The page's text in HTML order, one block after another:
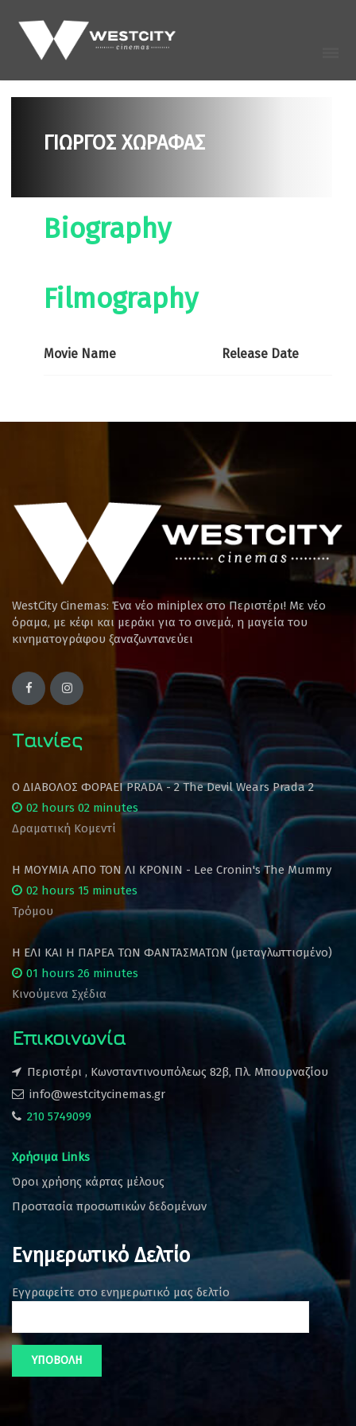
ΓΙΩΡΓΟΣ ΧΩΡΑΦΑΣ
Biography
Filmography
Movie Name Release Date
WestCity Cinemas: Ένα νέο miniplex στο Περιστέρι! Mε νέο
όραμα, με κέφι και μεράκι για το σινεμά, η μαγεία του
κινηματογράφου ξαναζωντανεύει
Ταινίες
Ο ΔΙΑΒΟΛΟΣ ΦΟΡΑΕΙ PRADA - 2 The Devil Wears Prada 2
02 hours 02 minutes
Δραματική Κομεντί
Η ΜΟΥΜΙΑ ΑΠΟ ΤΟΝ ΛΙ ΚΡΟΝΙΝ - Lee Cronin's The Mummy
02 hours 15 minutes
Τρόμου
Η ΕΛΙ ΚΑΙ Η ΠΑΡΕΑ ΤΩΝ ΦΑΝΤΑΣΜΑΤΩΝ (μεταγλωττισμένο)
01 hours 26 minutes
Κινούμενα Σχέδια
Επικοινωνία
Περιστέρι , Κωνσταντινουπόλεως 82β, Πλ. Μπουρναζίου
info@westcitycinemas.gr
210 5749099
Χρήσιμα Links
Όροι χρήσης κάρτας μέλους
Προστασία προσωπικών δεδομένων
Ενημερωτικό Δελτίο
Εγγραφείτε στο ενημερωτικό μας δελτίο